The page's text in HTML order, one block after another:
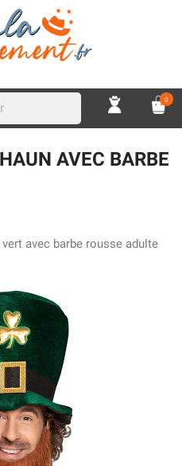
0
AVEC BARBE
avec barbe rousse adulte